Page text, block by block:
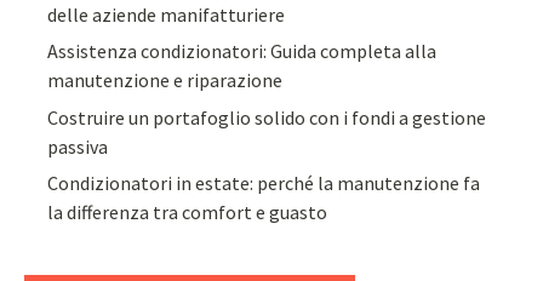
delle aziende manifatturiere
Assistenza condizionatori: Guida completa alla
manutenzione e riparazione
Costruire un portafoglio solido con i fondi a gestione
passiva
Condizionatori in estate: perché la manutenzione fa
la differenza tra comfort e guasto